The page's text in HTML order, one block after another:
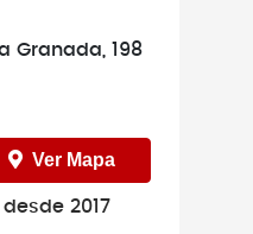
Granada, 198
Ver Mapa
desde 2017